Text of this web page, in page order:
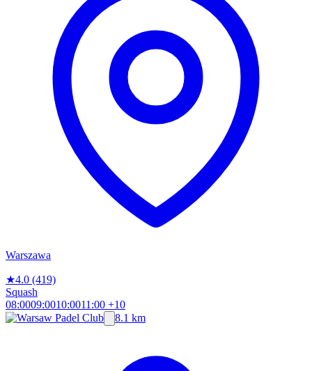
Warszawa
★4.0 (419)
Squash
08:0009:0010:0011:00 +10
8.1 km